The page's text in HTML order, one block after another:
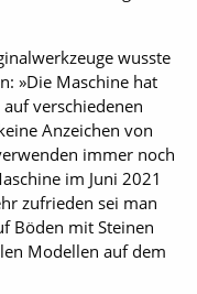
wusste
»Die Maschine hat
verschiedenen
Anzeichen von
immer noch
im Juni 2021
zufrieden sei man
Böden mit Steinen
Modellen auf dem